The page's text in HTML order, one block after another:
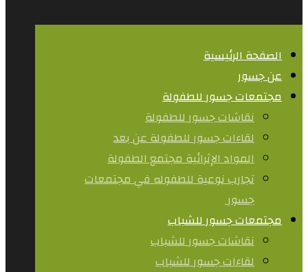
الصفحة الرئيسية
عن جسور
مجتمعات جسور للطفولة
نقاشات جسور للطفولة
لقاءات جسور للطفولة عن بعد
المواد الإثرائية مجتمع الطفولة
تجارب نوعية للطفوله في مجتمعات
جسور ​
مجتمعات جسور للشباب
نقاشات جسور للشباب
لقاءات جسور للشباب